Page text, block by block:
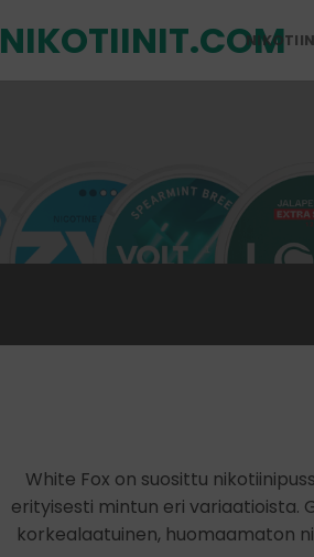
NIKOTIINIT.COM
White Fox on suosittu
erityisesti mintun eri variaatioista.
korkealaatuinen, huomaamaton